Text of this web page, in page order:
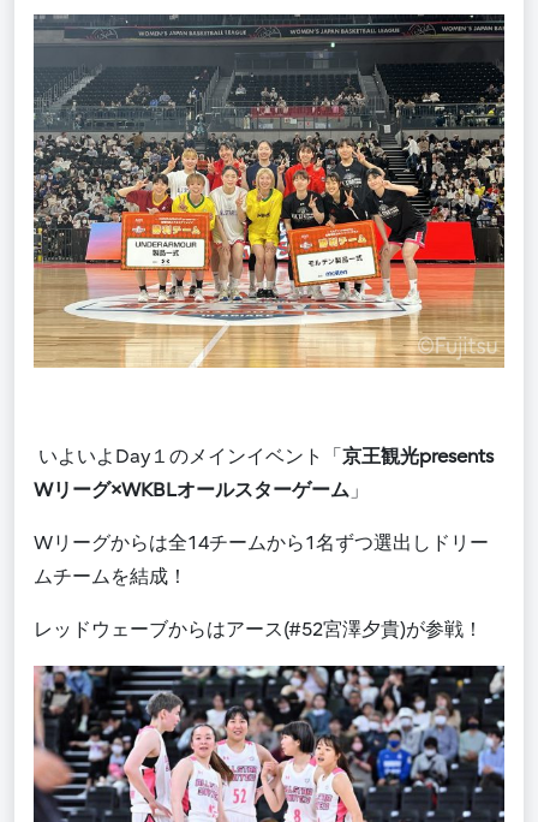
いよいよDay１のメインイベント「 京王観光presents
Wリーグ×WKBLオールスターゲーム 」
Wリーグからは全14チームから1名ずつ選出しドリー
ムチームを結成！
レッドウェーブからはアース(#52宮澤夕貴)が参戦！